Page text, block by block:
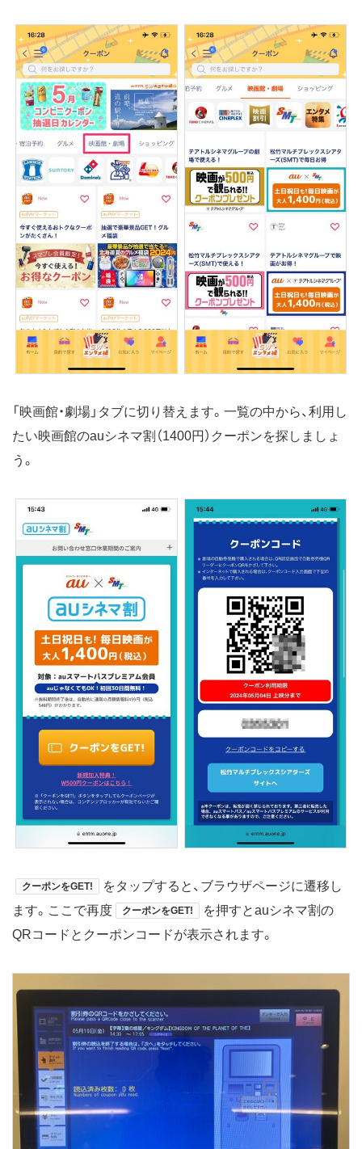
「映画館・劇場」タブに切り替えます。一覧の中から、利用し
たい映画館のauシネマ割（1400円）クーポンを探しましょ
う。
クーポンをGET!
をタップすると、ブラウザページに遷移し
ます。ここで再度
クーポンをGET!
を押すとauシネマ割の
QRコードとクーポンコードが表示されます。